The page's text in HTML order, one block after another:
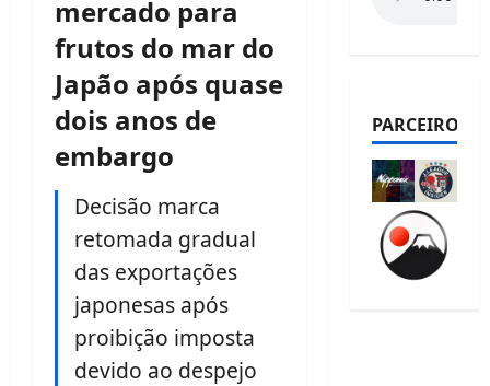
mercado para
frutos do mar do
Japão após quase
dois anos de
embargo
Decisão marca
retomada gradual
das exportações
japonesas após
proibição imposta
devido ao despejo
PARCEIROS